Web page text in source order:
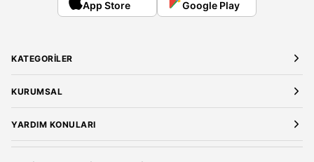
App Store Google Play
KATEGORILER
Bluz
Gömlek
KURUMSAL
Mağazalarımız
YARDIM KONULARI
Üyelik Sözleşmesi